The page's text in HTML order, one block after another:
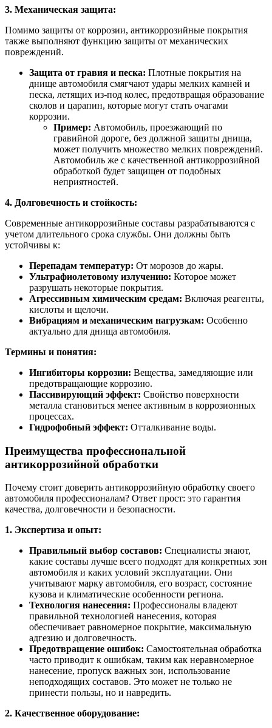
3. Механическая защита:
Помимо защиты от коррозии, антикоррозийные покрытия
также выполняют функцию защиты от механических
повреждений.
Защита от гравия и песка: Плотные покрытия на
днище автомобиля смягчают удары мелких камней и
песка, летящих из-под колес, предотвращая образование
сколов и царапин, которые могут стать очагами
коррозии.
Пример: Автомобиль, проезжающий по
гравийной дороге, без должной защиты днища,
может получить множество мелких повреждений.
Автомобиль же с качественной антикоррозийной
обработкой будет защищен от подобных
неприятностей.
4. Долговечность и стойкость:
Современные антикоррозийные составы разрабатываются с
учетом длительного срока службы. Они должны быть
устойчивы к:
Перепадам температур: От морозов до жары.
Ультрафиолетовому излучению: Которое может
разрушать некоторые покрытия.
Агрессивным химическим средам: Включая реагенты,
кислоты и щелочи.
Вибрациям и механическим нагрузкам: Особенно
актуально для днища автомобиля.
Термины и понятия:
Ингибиторы коррозии: Вещества, замедляющие или
предотвращающие коррозию.
Пассивирующий эффект: Свойство поверхности
металла становиться менее активным в коррозионных
процессах.
Гидрофобный эффект: Отталкивание воды.
Преимущества профессиональной
антикоррозийной обработки
Почему стоит доверить антикоррозийную обработку своего
автомобиля профессионалам? Ответ прост: это гарантия
качества, долговечности и безопасности.
1. Экспертиза и опыт:
Правильный выбор составов: Специалисты знают,
какие составы лучше всего подходят для конкретных зон
автомобиля и каких условий эксплуатации. Они
учитывают марку автомобиля, его возраст, состояние
кузова и климатические особенности региона.
Технология нанесения: Профессионалы владеют
правильной технологией нанесения, которая
обеспечивает равномерное покрытие, максимальную
адгезию и долговечность.
Предотвращение ошибок: Самостоятельная обработка
часто приводит к ошибкам, таким как неравномерное
нанесение, пропуск важных зон, использование
неподходящих составов. Это может не только не
принести пользы, но и навредить.
2. Качественное оборудование: